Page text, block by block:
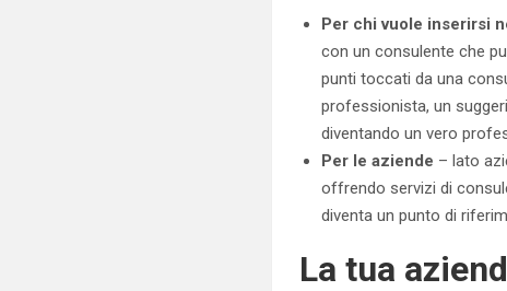
Per chi vuole inserirsi
con un consulente che
punti toccati da una
professionista, un
diventando un vero
Per le aziende – lato
offrendo servizi di
diventa un punto di
La tua